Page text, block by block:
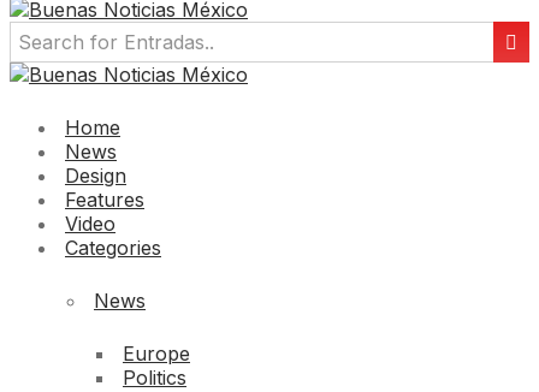
Home
News
Design
Features
Video
Categories
News
Europe
Politics